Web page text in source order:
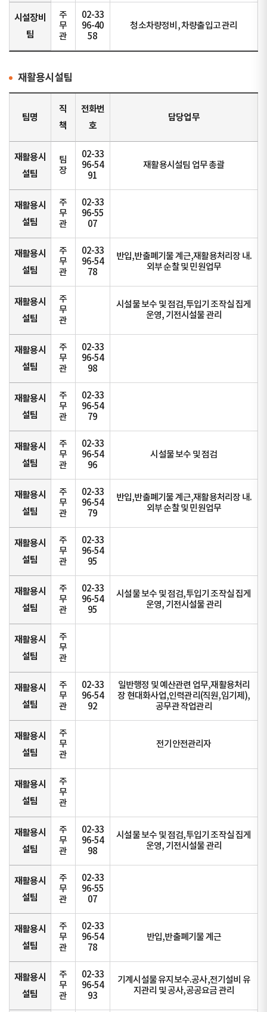
시설장비
팀
주
무
관
02-33
96-40
58
청소차량정비, 차량출입고 관리
재활용시설팀
팀명
직
책
전화번
호
담당업무
재활용시
설팀
팀
장
02-33
96-54
91
재활용시설팀 업무 총괄
재활용시
설팀
주
무
관
02-33
96-55
07
재활용시
설팀
주
무
관
02-33
96-54
78
반입,반출폐기물 계근,재활용처리장 내.
외부 순찰 및 민원업무
재활용시
설팀
주
무
관
시설물 보수 및 점검,투입기 조작실 집게
운영, 기전시설물 관리
재활용시
설팀
주
무
관
02-33
96-54
98
재활용시
설팀
주
무
관
02-33
96-54
79
재활용시
설팀
주
무
관
02-33
96-54
96
시설물 보수 및 점검
재활용시
설팀
주
무
관
02-33
96-54
79
반입,반출폐기물 계근,재활용처리장 내.
외부 순찰 및 민원업무
재활용시
설팀
주
무
관
02-33
96-54
95
재활용시
설팀
주
무
관
02-33
96-54
95
시설물 보수 및 점검,투입기 조작실 집게
운영, 기전시설물 관리
재활용시
설팀
주
무
관
재활용시
설팀
주
무
관
02-33
96-54
92
일반행정 및 예산관련 업무,재활용처리
장 현대화사업,인력관리(직원,임기제),
공무관 작업관리
재활용시
설팀
주
무
관
전기안전관리자
재활용시
설팀
주
무
관
재활용시
설팀
주
무
관
02-33
96-54
98
시설물 보수 및 점검,투입기 조작실 집게
운영, 기전시설물 관리
재활용시
설팀
주
무
관
02-33
96-55
07
재활용시
설팀
주
무
관
02-33
96-54
78
반입,반출폐기물 계근
재활용시
설팀
주
무
관
02-33
96-54
93
기계시설물 유지보수.공사,전기설비 유
지관리 및 공사,공공요금 관리